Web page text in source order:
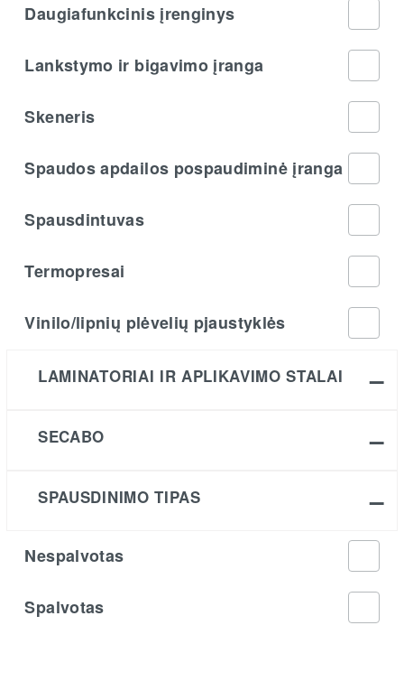
Daugiafunkcinis įrenginys
Lankstymo ir bigavimo įranga
Skeneris
Spaudos apdailos pospaudiminė įranga
Spausdintuvas
Termopresai
Vinilo/lipnių plėvelių pjaustyklės
LAMINATORIAI IR APLIKAVIMO STALAI
SECABO
SPAUSDINIMO TIPAS
Nespalvotas
Spalvotas